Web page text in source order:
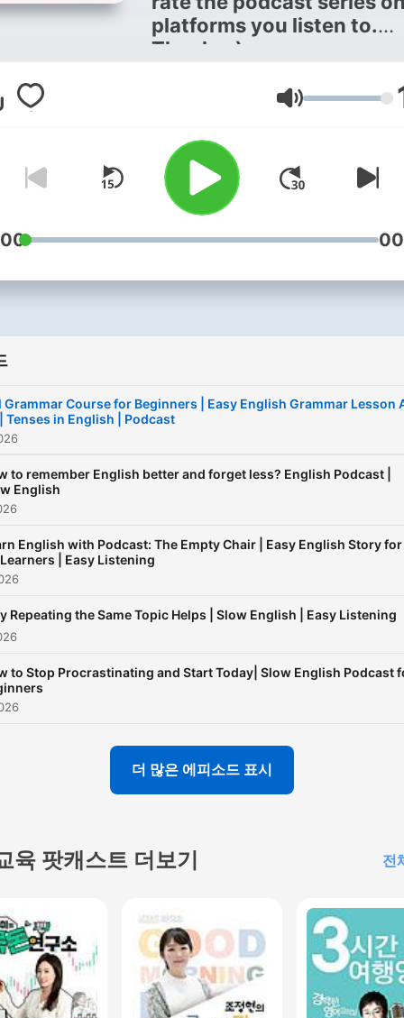
platforms you listen to.
Thanks :)
음량
Grammar Course for Beginners | Easy English Grammar Lesson
Tenses in English | Podcast
to remember English better and forget less? English Podcast |
English
English with Podcast: The Empty Chair | Easy English Story for
| Easy Listening
Repeating the Same Topic Helps | Slow English | Easy Listening
to Stop Procrastinating and Start Today| Slow English Podcast
더 많은 에피소드 표시
육 팟캐스트 더보기 전